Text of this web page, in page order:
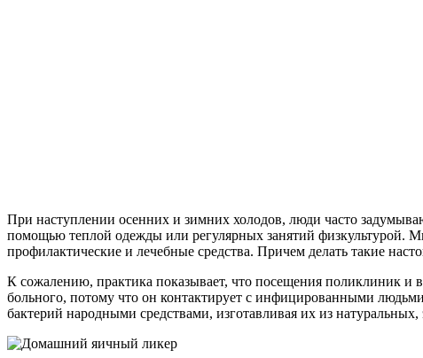
При наступлении осенних и зимних холодов, люди часто
помощью теплой одежды или регулярных занятий физкультурой.
профилактические и лечебные средства. Причем делать такие
К сожалению, практика показывает, что посещения поликлиник и
больного, потому что он контактирует с инфицированными
бактерий народными средствами, изготавливая их из